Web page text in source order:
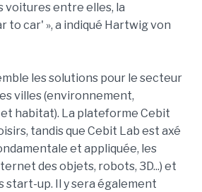
voitures entre elles, la
to car' », a indiqué Hartwig von
les solutions pour le secteur
villes (environnement,
habitat). La plateforme Cebit
tandis que Cebit Lab est axé
et appliquée, les
des objets, robots, 3D...) et
start-up. Il y sera également